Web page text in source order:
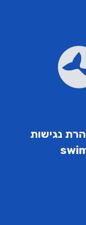
נגישות